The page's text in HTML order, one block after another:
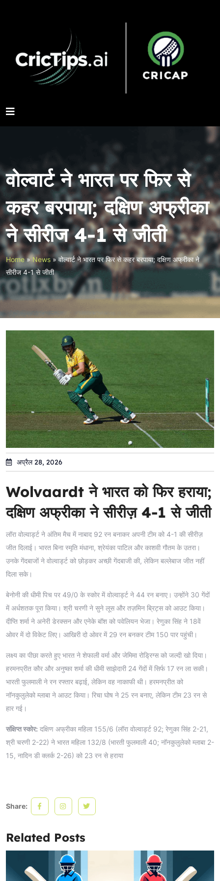
वोल्वार्ट ने भारत पर फिर से
कहर बरपाया; दक्षिण अफ्रीका
ने सीरीज 4-1 से जीती
Home»News»वोल्वार्ट ने भारत पर फिर से कहर बरपाया; दक्षिण अफ्रीका ने
सीरीज 4-1 से जीती
अप्रैल 28, 2026
Wolvaardt ने भारत को फिर हराया;
दक्षिण अफ्रीका ने सीरीज़ 4-1 से जीती
लॉरा वोल्वार्ड्ट ने अंतिम मैच में नाबाद 92 रन बनाकर अपनी टीम को 4-1 की सीरीज़
जीत दिलाई। भारत बिना स्मृति मंधाना, श्रेयंका पाटिल और काशवी गौतम के उतरा।
उनके गेंदबाजों ने वोल्वार्ड्ट को छोड़कर अच्छी गेंदबाजी की, लेकिन बल्लेबाज जीत नहीं
दिला सके।
बेनोनी की धीमी पिच पर 49/0 के स्कोर में वोल्वार्ड्ट ने 44 रन बनाए। उन्होंने 30 गेंदों
में अर्धशतक पूरा किया। श्री चरणी ने सुने लूस और तज़मिन ब्रिट्स को आउट किया।
दीप्ति शर्मा ने अनेरी डेरक्सन और एनेके बॉश को पवेलियन भेजा। रेणुका सिंह ने 18वें
ओवर में दो विकेट लिए। आखिरी दो ओवर में 29 रन बनकर टीम 150 पार पहुंची।
लक्ष्य का पीछा करते हुए भारत ने शेफाली वर्मा और जेमिमा रोड्रिग्स को जल्दी खो दिया।
हरमनप्रीत कौर और अनुष्का शर्मा की धीमी साझेदारी 24 गेंदों में सिर्फ 17 रन ला सकी।
भारती फुलमाली ने रन रफ्तार बढ़ाई, लेकिन वह नाकाफी थी। हरमनप्रीत को
नॉनकुलुलेको म्लाबा ने आउट किया। रिचा घोष ने 25 रन बनाए, लेकिन टीम 23 रन से
हार गई।
संक्षिप्त स्कोर: दक्षिण अफ्रीका महिला 155/6 (लॉरा वोल्वार्ड्ट 92; रेणुका सिंह 2-21,
श्री चरणी 2-22) ने भारत महिला 132/8 (भारती फुलमाली 40; नॉनकुलुलेको म्लाबा 2-
15, नादिन डी क्लर्क 2-26) को 23 रन से हराया
Share:
Related Posts